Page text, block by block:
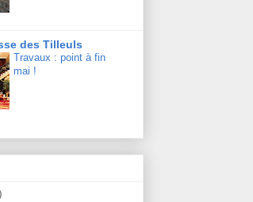
des Tilleuls
Travaux : point à fin
mai !